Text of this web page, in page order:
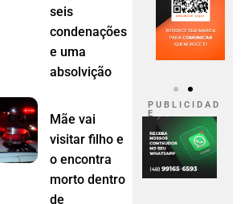
seis
condenações
e uma
absolvição
Mãe vai
visitar filho e
o encontra
morto dentro
de
P U B L I C I D A D
E